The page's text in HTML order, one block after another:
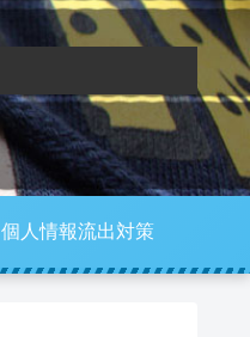
個人情報流出対策